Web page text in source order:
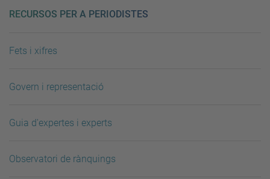
RECURSOS PER A PERIODISTES
Fets i xifres
Govern i representació
Guia d'expertes i experts
Observatori de rànquings